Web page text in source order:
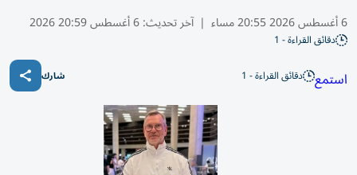
6 أغسطس 2026 20:55 مساء | آخر تحديث:6 أغسطس 20:59 2026
دقائق القراءة - 1
استمع دقائق القراءة - 1 شارك